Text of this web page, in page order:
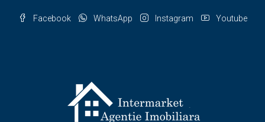
Facebook WhatsApp Instagram Youtube